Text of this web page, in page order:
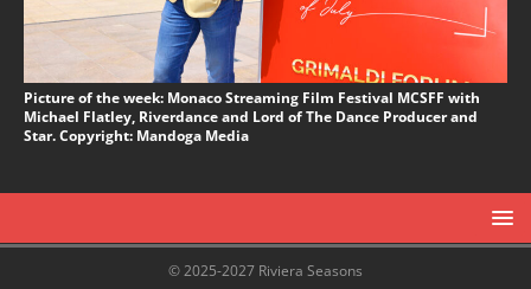
Picture of the week: Monaco Streaming Film Festival MCSFF with
Michael Flatley, Riverdance and Lord of The Dance Producer and
Star. Copyright: Mandoga Media
© 2025-2027 Riviera Seasons